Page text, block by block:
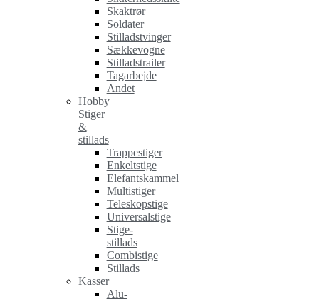
Skaktrør
Soldater
Stilladstvinger
Sækkevogne
Stilladstrailer
Tagarbejde
Andet
Hobby
Stiger
&
stillads
Trappestiger
Enkeltstige
Elefantskammel
Multistiger
Teleskopstige
Universalstige
Stige-
stillads
Combistige
Stillads
Kasser
Alu-